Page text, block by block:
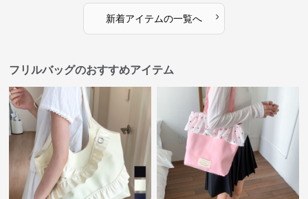
新着アイテムの一覧へ ›
フリルバッグのおすすめアイテム